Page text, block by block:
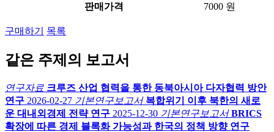
판매가격
7000 원
구매하기 목록
같은 주제의 보고서
연구자료 크루즈 산업 협력을 통한 동북아시아 다자협력 방안
연구 2026-02-27 기본연구보고서 복합위기 이후 북한의 새로
운 대내외경제 전략 연구 2025-12-30 기본연구보고서 BRICS
확장에 따른 경제 블록화 가능성과 한국의 정책 방향 연구